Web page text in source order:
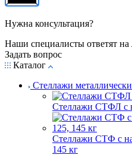
Нужна консультация?
Наши специалисты ответят
Задать вопрос
Каталог
Стеллажи
Стеллажи СТФЛ с
Стеллажи СТФ с
145 кг